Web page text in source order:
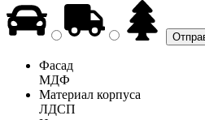
Фасад
МДФ
Материал корпуса
ЛДСП